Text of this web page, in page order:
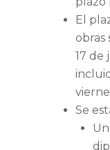
El
obras
17 de
Se